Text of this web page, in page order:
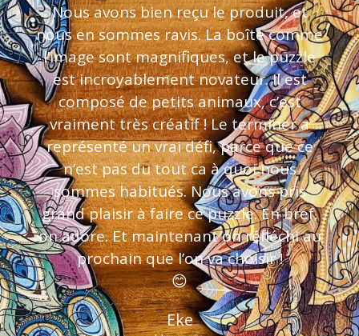
Nous avons bien reçu le produit, et
nous en sommes ravis. La boîte comme
l’image sont magnifiques, et le puzzle
est incroyablement novateur. Il est
composé de petits animaux, c’est
vraiment très créatif ! Le terminer a
représenté un vrai défi, parce que ce
n’est pas du tout ca à quoi nous
sommes habitués. Nous avons pris
grand plaisir à faire ce puzzle. En bref,
on adore. Et maintenant on réfléchi au
prochain que l’on va choisir !
😊
Eke